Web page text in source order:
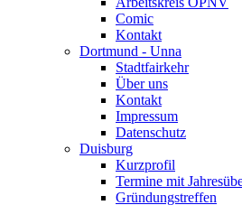
Comic
Kontakt
Dortmund - Unna
Stadtfairkehr
Über uns
Kontakt
Impressum
Datenschutz
Duisburg
Kurzprofil
Termine mit
Gründungstreffen